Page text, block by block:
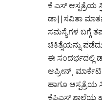
ಕೆ ಎಸ್ ಆಸ್ಪತ್ರೆಯ
ಡಾ||ಸವಿತಾ
ಸಮಸ್ಯೆಗಳ ಬಗ್ಗೆ
ಚಿಕಿತ್ಸೆಯನ್ನು
ಈ ಸಂದರ್ಭದಲ್ಲಿ
ಆಪ್ರೀನ್ˌ
ಹಾಗೂ ಆಸ್ಪತ್ರೆಯ
ಕೆಪಿಎಸ್ ಶಾಲೆಯ